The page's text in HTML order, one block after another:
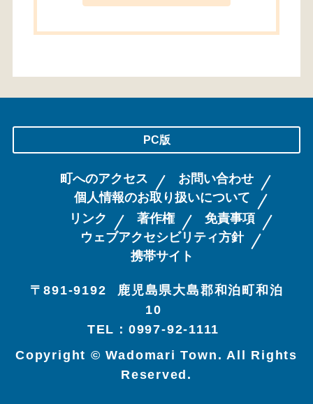
PC版
町へのアクセス
お問い合わせ
個人情報のお取り扱いについて
リンク
著作権
免責事項
ウェブアクセシビリティ方針
携帯サイト
〒891-9192
鹿児島県大島郡和泊町和泊
10
TEL：0997-92-1111
Copyright © Wadomari Town. All Rights
Reserved.